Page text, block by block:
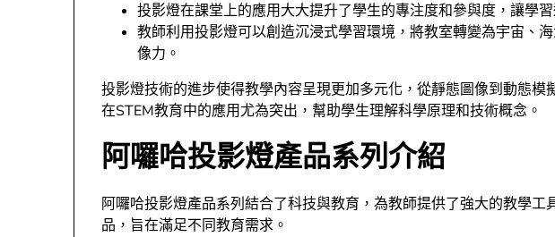
投影燈在課堂上的應用大大提升了學生的專注度和參與度，讓學
教師利用投影燈可以創造沉浸式學習環境，將教室轉變為宇宙、
像力。
投影燈技術的進步使得教學內容呈現更加多元化，從靜態圖像到動態模
在STEM教育中的應用尤為突出，幫助學生理解科學原理和技術概念。
阿囉哈投影燈產品系列介紹
阿囉哈投影燈產品系列結合了科技與教育，為教師提供了強大的教學工
品，旨在滿足不同教育需求。